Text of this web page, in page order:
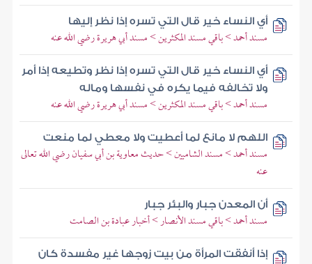
أي النساء خير قال التي تسره إذا نظر إليها
مسند أحمد > باقي مسند المكثرين > مسند أبي هريرة رضي الله عنه
أي النساء خير قال التي تسره إذا نظر وتطيعه إذا أمر
ولا تخالفه فيما يكره في نفسها وماله
مسند أحمد > باقي مسند المكثرين > مسند أبي هريرة رضي الله عنه
اللهم لا مانع لما أعطيت ولا معطي لما منعت
مسند أحمد > مسند الشاميين > حديث معاوية بن أبي سفيان رضي الله تعالى
عنه
أن المعدن جبار والبئر جبار
مسند أحمد > باقي مسند الأنصار > أخبار عبادة بن الصامت
إذا أنفقت المرأة من بيت زوجها غير مفسدة كان